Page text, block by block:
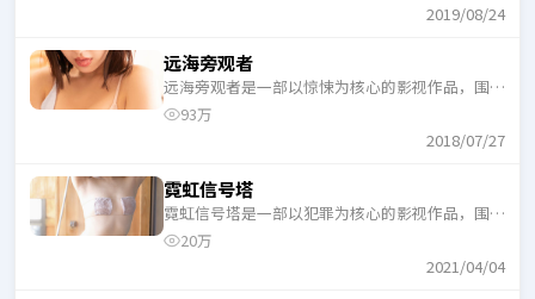
2019/08/24
远海旁观者
远海旁观者是一部以惊悚为核心的影视作品，围绕
危机、反转与人物成长展开，整体节奏紧凑，适合
93万
2018/07/27
霓虹信号塔
霓虹信号塔是一部以犯罪为核心的影视作品，围绕
危机、反转与人物成长展开，整体节奏紧凑，适合
20万
2021/04/04